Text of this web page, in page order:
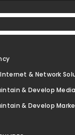
& Network
& Develop
& Develop